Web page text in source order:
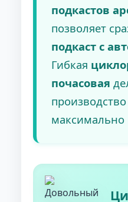
подкастов
позволяет
подкаст с
Гибкая
почасовая